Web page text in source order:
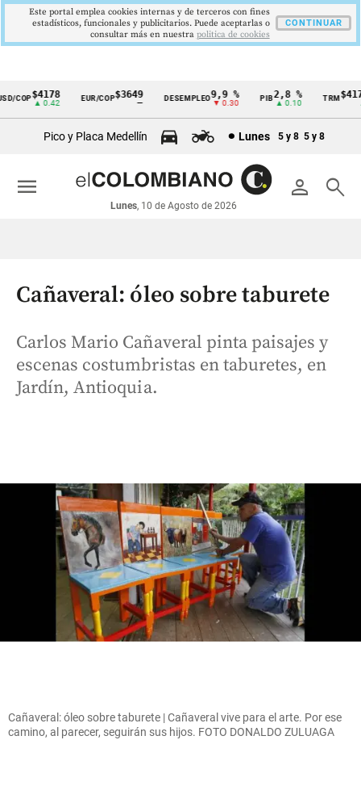
Cintillo
económicos
Colombia
COP$4178
▲ 0.42
EUR/COP$3649 DESEMPLEO9,9 %
▼ 0.30
2,8 %
▲ 0.10
TRM
Pico y Placa Medellín Lunes 5 y 8 5 y 8
person search
Lunes, 10 de Agosto de 2026
menu
Cañaveral: óleo sobre taburete
Carlos Mario Cañaveral pinta paisajes y
escenas costumbristas en taburetes, en
Jardín, Antioquia.
Cañaveral: óleo sobre taburete | Cañaveral vive para el arte. Por ese
camino, al parecer, seguirán sus hijos. FOTO DONALDO ZULUAGA
Este portal emplea cookies internas y de terceros con fines
estadísticos, funcionales y publicitarios. Puede aceptarlas o
consultar más en nuestra politica de cookies
CONTINUAR